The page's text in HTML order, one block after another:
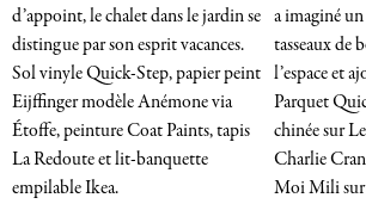
d’appoint, le chalet dans le jardin se
distingue par son esprit vacances.
Sol vinyle Quick-Step, papier peint
Eijffinger modèle Anémone via
Étoffe, peinture Coat Paints, tapis
La Redoute et lit-banquette
empilable Ikea.
a imaginé
tasseaux de
l’espace et
Parquet
chinée sur
Charlie
Moi Mili sur